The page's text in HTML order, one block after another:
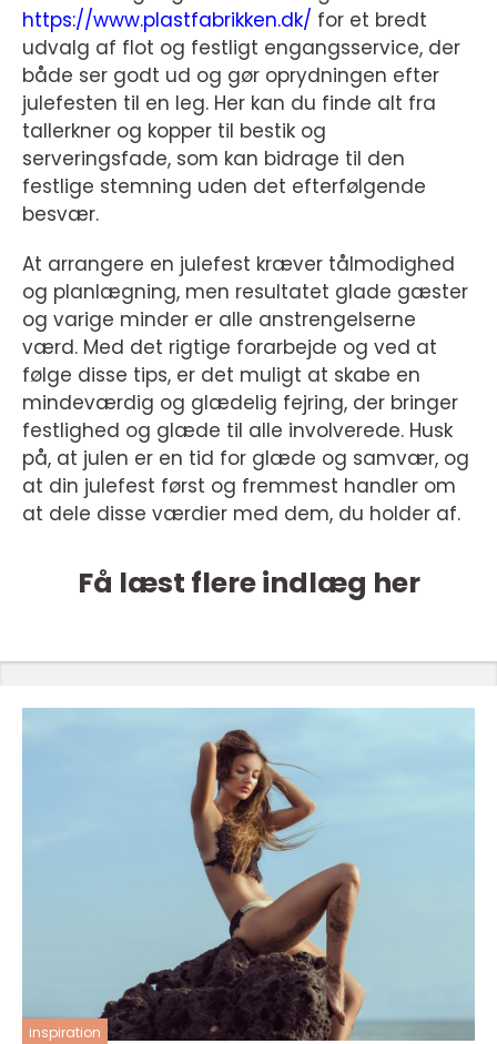
https://www.plastfabrikken.dk/ for et bredt
udvalg af flot og festligt engangsservice, der
både ser godt ud og gør oprydningen efter
julefesten til en leg. Her kan du finde alt fra
tallerkner og kopper til bestik og
serveringsfade, som kan bidrage til den
festlige stemning uden det efterfølgende
besvær.
At arrangere en julefest kræver tålmodighed
og planlægning, men resultatet glade gæster
og varige minder er alle anstrengelserne
værd. Med det rigtige forarbejde og ved at
følge disse tips, er det muligt at skabe en
mindeværdig og glædelig fejring, der bringer
festlighed og glæde til alle involverede. Husk
på, at julen er en tid for glæde og samvær, og
at din julefest først og fremmest handler om
at dele disse værdier med dem, du holder af.
Få læst flere indlæg her
inspiration